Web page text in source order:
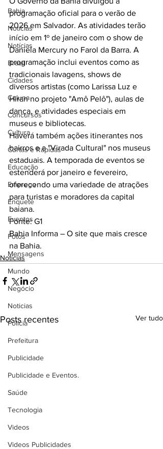
Bahia
Notícias
Notícias
Brasil
Cidades
Coluna
Concursos
Cultura
Curtas e Rápidas
Educação
Emprego
Enquete
Eventos
Fotos
Mensagens
Mundo
Negócio
Noticias
Policia
Prefeitura
Publicidade
Publicidade e Eventos.
Saúde
Tecnologia
Videos
Videos Publicidades
programação oficial para o verão de
2026 em Salvador. As atividades terão
início em 1º de janeiro com o show de
Daniela Mercury no Farol da Barra. A
programação inclui eventos como as
tradicionais lavagens, shows de
diversos artistas (como Larissa Luz e
Hiran no projeto "Amô Pelô"), aulas de
dança, e atividades especiais em
museus e bibliotecas.
Haverá também ações itinerantes nos
bairros e a "Virada Cultural" nos museus
estaduais. A temporada de eventos se
estenderá por janeiro e fevereiro,
oferecendo uma variedade de atrações
para turistas e moradores da capital
baiana.
Fonte: G1
Bahia Informa – O site que mais cresce
na Bahia.
Notícias
Posts recentes Ver tudo